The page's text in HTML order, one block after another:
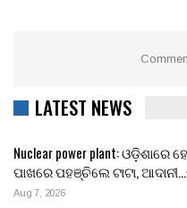
LATEST NEWS
Nuclear power plant:
ପାଖରେ ପହଞ୍ଚିଲେ ଟାଟା,
Aug 7, 2026